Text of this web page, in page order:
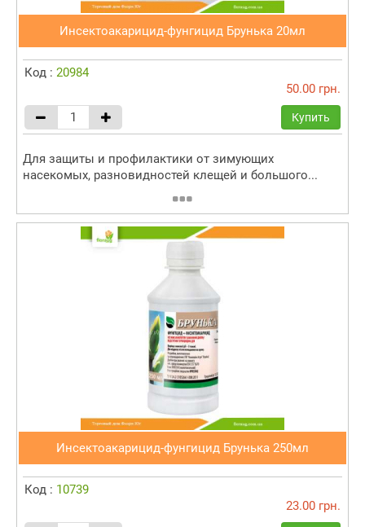
Инсектоакарицид-фунгицид Брунька 20мл
Код : 20984
50.00 грн.
Купить
Для защиты и профилактики от зимующих
насекомых, разновидностей клещей и большого...
Инсектоакарицид-фунгицид Брунька 250мл
Код : 10739
23.00 грн.